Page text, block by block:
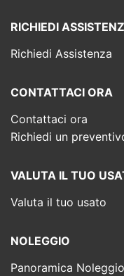
RICHIEDI
Richiedi Assistenza
CONTATTACI ORA
Contattaci ora
Richiedi un
VALUTA IL TUO
Valuta il tuo usato
NOLEGGIO
Panoramica Noleggio